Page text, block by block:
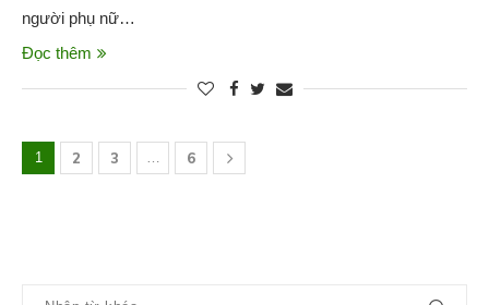
người phụ nữ…
Đọc thêm
1 2 3 … 6